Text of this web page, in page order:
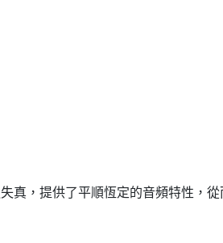
真，提供了平順恆定的音頻特性，從